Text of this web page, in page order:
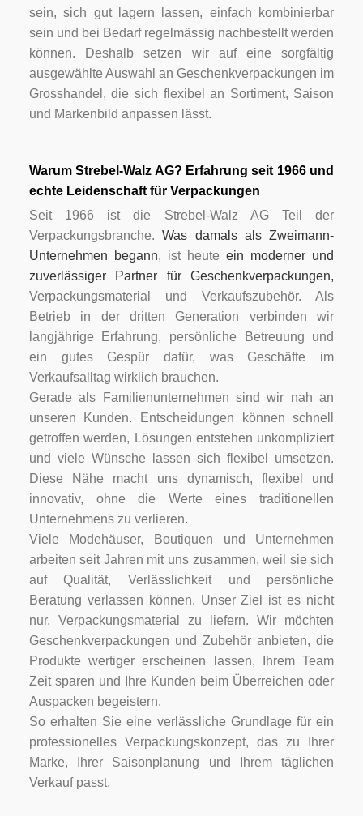
sein, sich gut lagern lassen, einfach kombinierbar
sein und bei Bedarf regelmässig nachbestellt werden
können. Deshalb setzen wir auf eine sorgfältig
ausgewählte Auswahl an Geschenkverpackungen im
Grosshandel, die sich flexibel an Sortiment, Saison
und Markenbild anpassen lässt.
Warum Strebel-Walz AG? Erfahrung seit 1966 und
echte Leidenschaft für Verpackungen
Seit 1966 ist die Strebel-Walz AG Teil der
Verpackungsbranche.Was damals als Zweimann-
Unternehmen begann, ist heuteein moderner und
zuverlässiger Partner für Geschenkverpackungen,
Verpackungsmaterial und Verkaufszubehör. Als
Betrieb in der dritten Generation verbinden wir
langjährige Erfahrung, persönliche Betreuung und
ein gutes Gespür dafür, was Geschäfte im
Verkaufsalltag wirklich brauchen.
Gerade als Familienunternehmen sind wir nah an
unseren Kunden. Entscheidungen können schnell
getroffen werden, Lösungen entstehen unkompliziert
und viele Wünsche lassen sich flexibel umsetzen.
Diese Nähe macht uns dynamisch, flexibel und
innovativ, ohne die Werte eines traditionellen
Unternehmens zu verlieren.
Viele Modehäuser, Boutiquen und Unternehmen
arbeiten seit Jahren mit uns zusammen, weil sie sich
auf Qualität, Verlässlichkeit und persönliche
Beratung verlassen können. Unser Ziel ist es nicht
nur, Verpackungsmaterial zu liefern. Wir möchten
Geschenkverpackungen und Zubehör anbieten, die
Produkte wertiger erscheinen lassen, Ihrem Team
Zeit sparen und Ihre Kunden beim Überreichen oder
Auspacken begeistern.
So erhalten Sie eine verlässliche Grundlage für ein
professionelles Verpackungskonzept, das zu Ihrer
Marke, Ihrer Saisonplanung und Ihrem täglichen
Verkauf passt.